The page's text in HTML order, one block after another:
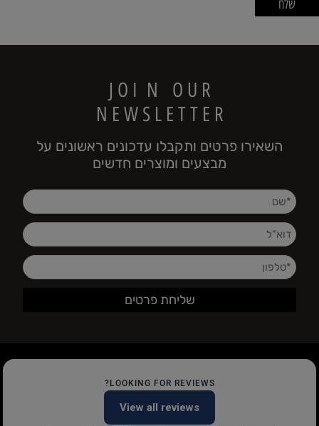
J O I N O U R
N E W S L E T T E R
השאירו פרטים ותקבלו עדכונים ראשונים על
מבצעים ומוצרים חדשים
LOOKING FOR REVIEWS?
View all reviews